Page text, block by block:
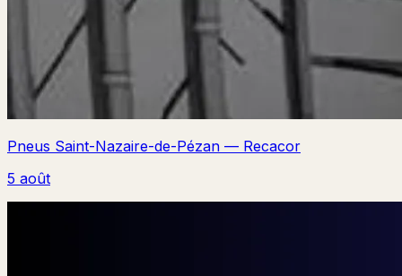
Pneus Saint-Nazaire-de-Pézan — Recacor
5 août